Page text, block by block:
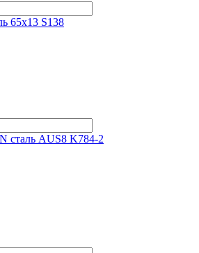
65х13 S138
сталь AUS8 K784-2